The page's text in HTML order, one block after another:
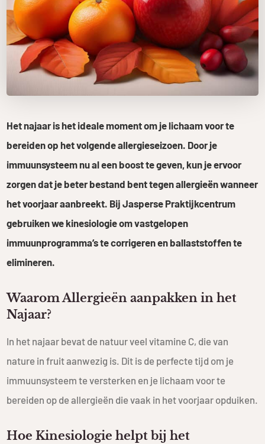
Het najaar is het ideale moment om je lichaam voor te
bereiden op het volgende allergieseizoen. Door je
immuunsysteem nu al een boost te geven, kun je ervoor
zorgen dat je beter bestand bent tegen allergieën wanneer
het voorjaar aanbreekt. Bij Jasperse Praktijkcentrum
gebruiken we kinesiologie om vastgelopen
immuunprogramma’s te corrigeren en ballaststoffen te
elimineren.
Waarom Allergieën aanpakken in het
Najaar?
In het najaar bevat de natuur veel vitamine C, die van
nature in fruit aanwezig is. Dit is de perfecte tijd om je
immuunsysteem te versterken en je lichaam voor te
bereiden op de allergieën die vaak in het voorjaar opduiken.
Hoe Kinesiologie helpt bij het